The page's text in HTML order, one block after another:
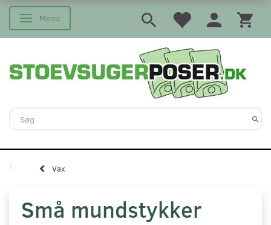
Skifte navigation
Menu
Vax
Små mundstykker